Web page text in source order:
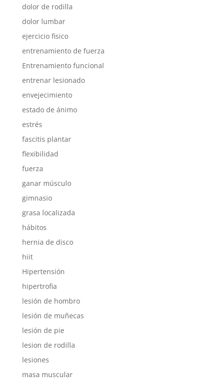
dolor de rodilla
dolor lumbar
ejercicio fisico
entrenamiento de fuerza
Entrenamiento funcional
entrenar lesionado
envejecimiento
estado de ánimo
estrés
fascitis plantar
flexibilidad
fuerza
ganar músculo
gimnasio
grasa localizada
hábitos
hernia de disco
hiit
Hipertensión
hipertrofia
lesión de hombro
lesión de muñecas
lesión de pie
lesion de rodilla
lesiones
masa muscular